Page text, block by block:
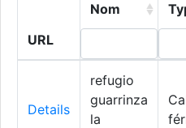
URL
Nom
Details
refugio
guarrinza
la